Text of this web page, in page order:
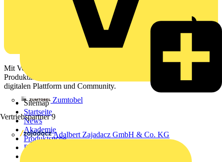
Zumtobel
Vertriebspartner 9
Adalbert Zajadacz GmbH & Co. KG
Mit Voltimum erhalten Elektrofachkräfte Zugang zu Branchennews,
Produktinformationen, Schulungen und Tools – alles auf einer
digitalen Plattform und Community.
Sitemap
Startseite
News
Akademie
Produktsuche
Partner